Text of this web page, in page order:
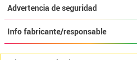
Advertencia de seguridad
Info fabricante/responsable